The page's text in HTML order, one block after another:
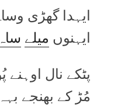
ایہدا گھڑی
ایہنوں میلے ساہ
پٹکے نال اوہنے
مُڑ کے بھنجے